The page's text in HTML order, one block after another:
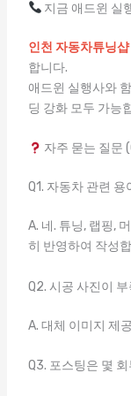
지금 애드윈 실
인천 자동차튜닝
합니다.
애드윈 실행사와
딩 강화 모두 가능
자주 묻는 질문
Q1. 자동차 관련
A. 네. 튜닝, 랩핑,
히 반영하여 작성
Q2. 시공 사진이
A. 대체 이미지 제
Q3. 포스팅은 몇